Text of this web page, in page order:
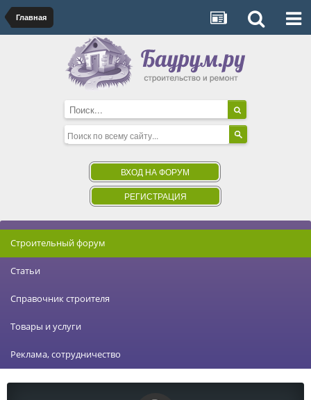
Главная
ВХОД НА ФОРУМ
РЕГИСТРАЦИЯ
Строительный форум
Статьи
Справочник строителя
Товары и услуги
Реклама, сотрудничество